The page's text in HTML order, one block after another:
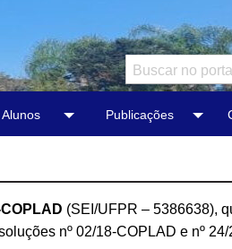
Alunos Publicações
(SEI/UFPR – 5386638),
nº 02/18-COPLAD e nº 24/